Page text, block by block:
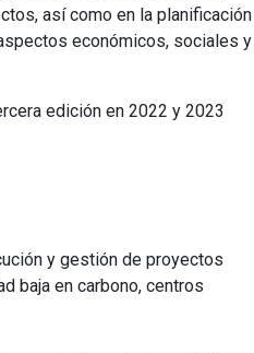
así como en la planificación
económicos, sociales y
edición en 2022 y 2023
y gestión de proyectos
baja en carbono, centros